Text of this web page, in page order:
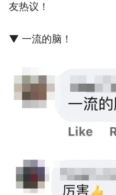
友热议！
▼ 一流的脑！